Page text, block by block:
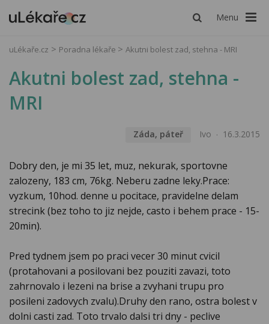
Menu
uLékaře.cz Poradna lékaře Akutni bolest zad, stehna - MRI
Akutni bolest zad, stehna -
MRI
Záda, páteř Ivo 16.3.2015
Dobry den, je mi 35 let, muz, nekurak, sportovne
zalozeny, 183 cm, 76kg. Neberu zadne leky.Prace:
vyzkum, 10hod. denne u pocitace, pravidelne delam
strecink (bez toho to jiz nejde, casto i behem prace - 15-
20min).
Pred tydnem jsem po praci vecer 30 minut cvicil
(protahovani a posilovani bez pouziti zavazi, toto
zahrnovalo i lezeni na brise a zvyhani trupu pro
posileni zadovych zvalu).Druhy den rano, ostra bolest v
dolni casti zad. Toto trvalo dalsi tri dny - peclive